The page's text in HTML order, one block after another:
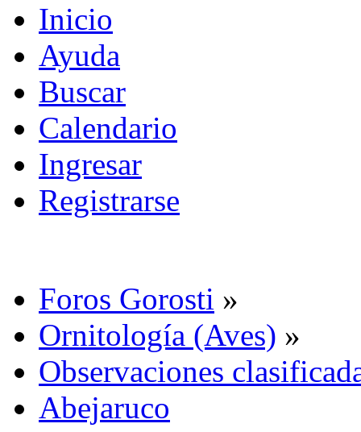
Inicio
Ayuda
Buscar
Calendario
Ingresar
Registrarse
Foros Gorosti »
Ornitología (Aves) »
Observaciones
Abejaruco